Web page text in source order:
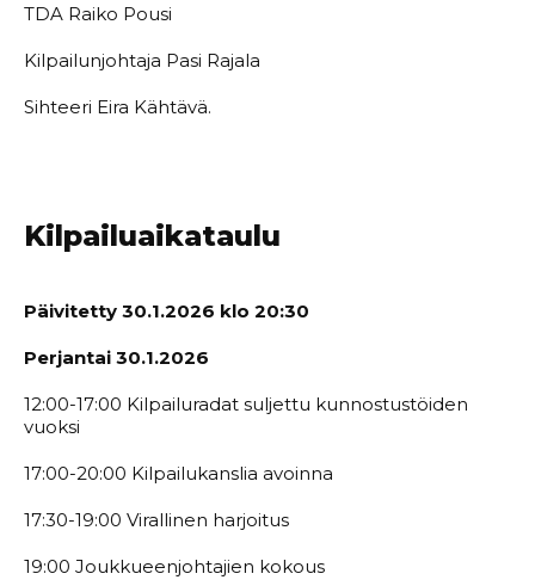
TDA Raiko Pousi
Kilpailunjohtaja Pasi Rajala
Sihteeri Eira Kähtävä.
Kilpailuaikataulu
Päivitetty 30.1.2026 klo 20:30
Perjantai 30.1.2026
12:00-17:00 Kilpailuradat suljettu kunnostustöiden
vuoksi
17:00-20:00 Kilpailukanslia avoinna
17:30-19:00 Virallinen harjoitus
19:00 Joukkueenjohtajien kokous